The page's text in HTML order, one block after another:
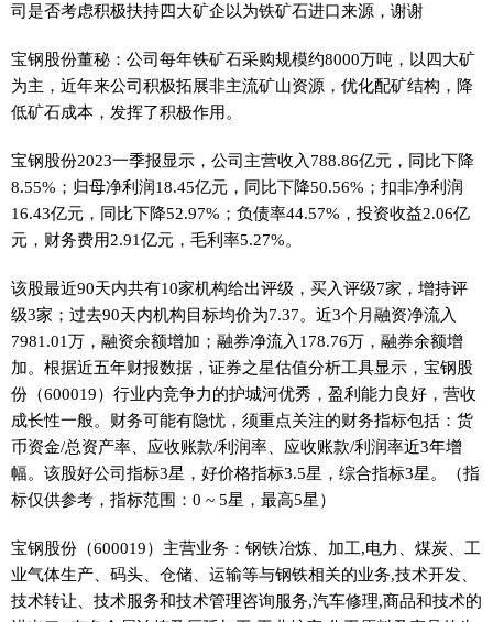
司是否考虑积极扶持四大矿企以为铁矿石进口来源，谢谢
宝钢股份董秘：公司每年铁矿石采购规模约8000万吨，以四大矿
为主，近年来公司积极拓展非主流矿山资源，优化配矿结构，降
低矿石成本，发挥了积极作用。
宝钢股份2023一季报显示，公司主营收入788.86亿元，同比下降
8.55%；归母净利润18.45亿元，同比下降50.56%；扣非净利润
16.43亿元，同比下降52.97%；负债率44.57%，投资收益2.06亿
元，财务费用2.91亿元，毛利率5.27%。
该股最近90天内共有10家机构给出评级，买入评级7家，增持评
级3家；过去90天内机构目标均价为7.37。近3个月融资净流入
7981.01万，融资余额增加；融券净流入178.76万，融券余额增
加。根据近五年财报数据，证券之星估值分析工具显示，宝钢股
份（600019）行业内竞争力的护城河优秀，盈利能力良好，营收
成长性一般。财务可能有隐忧，须重点关注的财务指标包括：货
币资金/总资产率、应收账款/利润率、应收账款/利润率近3年增
幅。该股好公司指标3星，好价格指标3.5星，综合指标3星。（指
标仅供参考，指标范围：0 ~ 5星，最高5星）
宝钢股份（600019）主营业务：钢铁冶炼、加工,电力、煤炭、工
业气体生产、码头、仓储、运输等与钢铁相关的业务,技术开发、
技术转让、技术服务和技术管理咨询服务,汽车修理,商品和技术的